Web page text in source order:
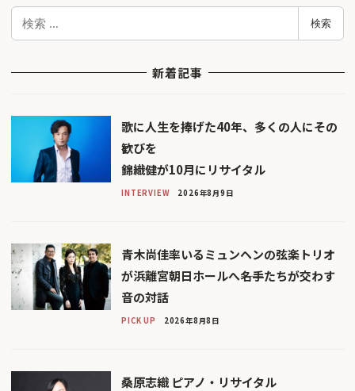
検
検索
新着記事
歌に人生を捧げた40年、多くの人にその
歓びを
錦織健が10月にリサイタル
INTERVIEW 2026年8月9日
青木尚佳率いるミュンヘンの弦楽トリオ
が浜離宮朝日ホールへ――名手たちが交わす
音の対話
PICK UP 2026年8月8日
桑原志織 ピアノ・リサイタル